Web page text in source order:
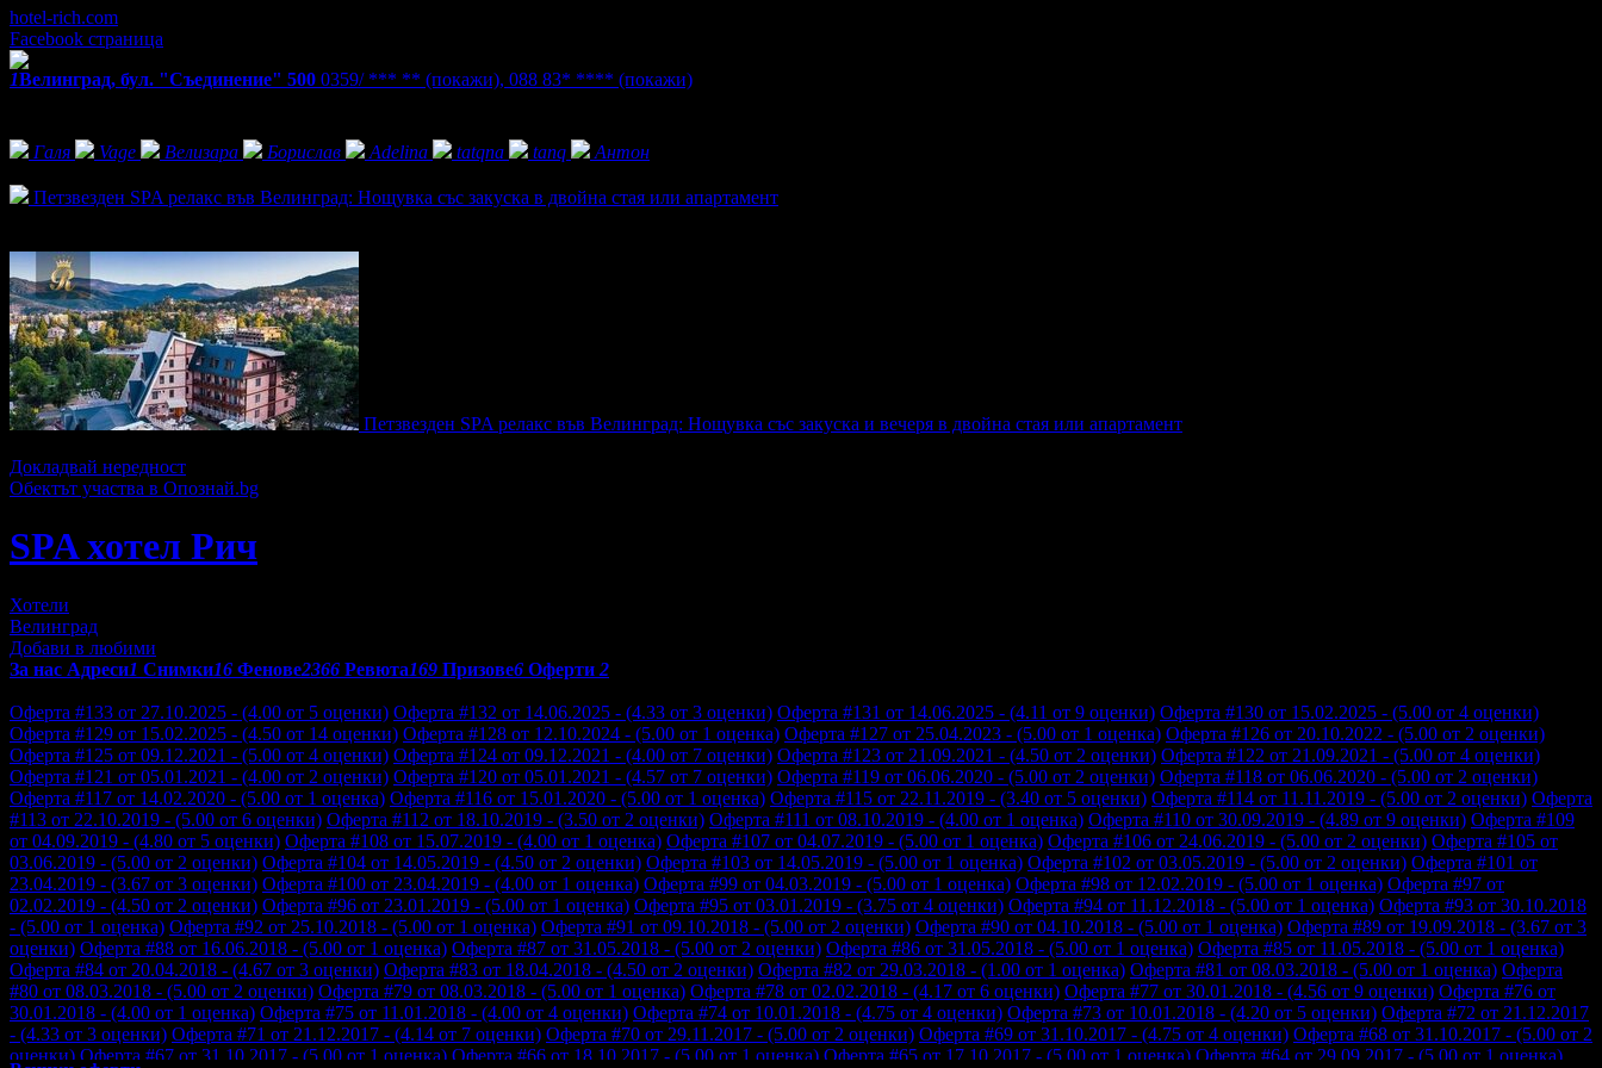
hotel-rich.com
Facebook страница
1Велинград, бул. "Съединение" 500 0359/ *** ** (покажи), 088 83* **** (покажи)
Галя
Vage Велизара Борислав Adelina tatqna tanq
Антон
Петзвезден SPA релакс във Велинград: Нощувка със закуска в двойна стая или апартамент
Петзвезден SPA релакс във Велинград: Нощувка със закуска и вечеря в двойна стая или апартамент
Докладвай нередност
Обектът участва в Опознай.bg
SPA хотел Рич
Хотели
Велинград
Добави в любими
За нас Адреси1 Снимки16 Фенове2366 Ревюта169 Призове6 Оферти 2
Оферта #133 от 27.10.2025 - (4.00 от 5 оценки) Оферта #132 от 14.06.2025 - (4.33 от 3 оценки) Оферта #131 от 14.06.2025 - (4.11 от 9 оценки) Оферта #130 от 15.02.2025 - (5.00 от 4 оценки)
Оферта #129 от 15.02.2025 - (4.50 от 14 оценки) Оферта #128 от 12.10.2024 - (5.00 от 1 оценка) Оферта #127 от 25.04.2023 - (5.00 от 1 оценка) Оферта #126 от 20.10.2022 - (5.00 от 2 оценки)
Оферта #125 от 09.12.2021 - (5.00 от 4 оценки) Оферта #124 от 09.12.2021 - (4.00 от 7 оценки) Оферта #123 от 21.09.2021 - (4.50 от 2 оценки) Оферта #122 от 21.09.2021 - (5.00 от 4 оценки)
Оферта #121 от 05.01.2021 - (4.00 от 2 оценки) Оферта #120 от 05.01.2021 - (4.57 от 7 оценки) Оферта #119 от 06.06.2020 - (5.00 от 2 оценки) Оферта #118 от 06.06.2020 - (5.00 от 2 оценки)
Оферта #117 от 14.02.2020 - (5.00 от 1 оценка) Оферта #116 от 15.01.2020 - (5.00 от 1 оценка) Оферта #115 от 22.11.2019 - (3.40 от 5 оценки) Оферта #114 от 11.11.2019 - (5.00 от 2 оценки) Оферта
#113 от 22.10.2019 - (5.00 от 6 оценки) Оферта #112 от 18.10.2019 - (3.50 от 2 оценки) Оферта #111 от 08.10.2019 - (4.00 от 1 оценка) Оферта #110 от 30.09.2019 - (4.89 от 9 оценки) Оферта #109
от 04.09.2019 - (4.80 от 5 оценки) Оферта #108 от 15.07.2019 - (4.00 от 1 оценка) Оферта #107 от 04.07.2019 - (5.00 от 1 оценка) Оферта #106 от 24.06.2019 - (5.00 от 2 оценки) Оферта #105 от
03.06.2019 - (5.00 от 2 оценки) Оферта #104 от 14.05.2019 - (4.50 от 2 оценки) Оферта #103 от 14.05.2019 - (5.00 от 1 оценка) Оферта #102 от 03.05.2019 - (5.00 от 2 оценки) Оферта #101 от
23.04.2019 - (3.67 от 3 оценки) Оферта #100 от 23.04.2019 - (4.00 от 1 оценка) Оферта #99 от 04.03.2019 - (5.00 от 1 оценка) Оферта #98 от 12.02.2019 - (5.00 от 1 оценка) Оферта #97 от
02.02.2019 - (4.50 от 2 оценки) Оферта #96 от 23.01.2019 - (5.00 от 1 оценка) Оферта #95 от 03.01.2019 - (3.75 от 4 оценки) Оферта #94 от 11.12.2018 - (5.00 от 1 оценка) Оферта #93 от 30.10.2018
- (5.00 от 1 оценка) Оферта #92 от 25.10.2018 - (5.00 от 1 оценка) Оферта #91 от 09.10.2018 - (5.00 от 2 оценки) Оферта #90 от 04.10.2018 - (5.00 от 1 оценка) Оферта #89 от 19.09.2018 - (3.67 от 3
оценки) Оферта #88 от 16.06.2018 - (5.00 от 1 оценка) Оферта #87 от 31.05.2018 - (5.00 от 2 оценки) Оферта #86 от 31.05.2018 - (5.00 от 1 оценка) Оферта #85 от 11.05.2018 - (5.00 от 1 оценка)
Оферта #84 от 20.04.2018 - (4.67 от 3 оценки) Оферта #83 от 18.04.2018 - (4.50 от 2 оценки) Оферта #82 от 29.03.2018 - (1.00 от 1 оценка) Оферта #81 от 08.03.2018 - (5.00 от 1 оценка) Оферта
#80 от 08.03.2018 - (5.00 от 2 оценки) Оферта #79 от 08.03.2018 - (5.00 от 1 оценка) Оферта #78 от 02.02.2018 - (4.17 от 6 оценки) Оферта #77 от 30.01.2018 - (4.56 от 9 оценки) Оферта #76 от
30.01.2018 - (4.00 от 1 оценка) Оферта #75 от 11.01.2018 - (4.00 от 4 оценки) Оферта #74 от 10.01.2018 - (4.75 от 4 оценки) Оферта #73 от 10.01.2018 - (4.20 от 5 оценки) Оферта #72 от 21.12.2017
- (4.33 от 3 оценки) Оферта #71 от 21.12.2017 - (4.14 от 7 оценки) Оферта #70 от 29.11.2017 - (5.00 от 2 оценки) Оферта #69 от 31.10.2017 - (4.75 от 4 оценки) Оферта #68 от 31.10.2017 - (5.00 от 2
оценки) Оферта #67 от 31.10.2017 - (5.00 от 1 оценка) Оферта #66 от 18.10.2017 - (5.00 от 1 оценка) Оферта #65 от 17.10.2017 - (5.00 от 1 оценка) Оферта #64 от 29.09.2017 - (5.00 от 1 оценка)